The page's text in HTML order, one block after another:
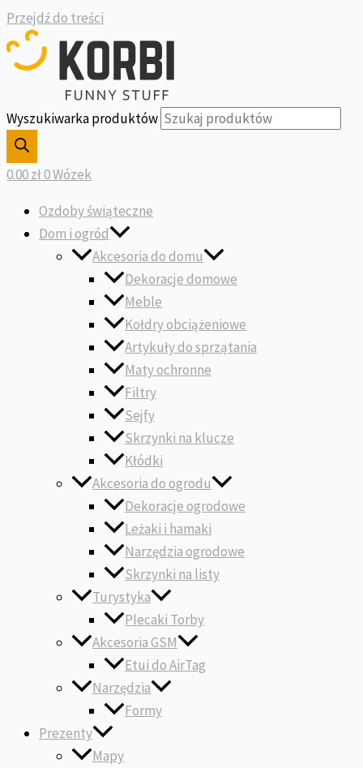
Przejdź do treści
Wyszukiwarka produktów
0.00zł0Wózek
Ozdoby świąteczne
Dom i ogród
Akcesoria do domu
Dekoracje domowe
Meble
Kołdry obciążeniowe
Artykuły do sprzątania
Maty ochronne
Filtry
Sejfy
Skrzynki na klucze
Kłódki
Akcesoria do ogrodu
Dekoracje ogrodowe
Leżaki i hamaki
Narzędzia ogrodowe
Skrzynki na listy
Turystyka
Plecaki Torby
Akcesoria GSM
Etui do AirTag
Narzędzia
Formy
Prezenty
Mapy